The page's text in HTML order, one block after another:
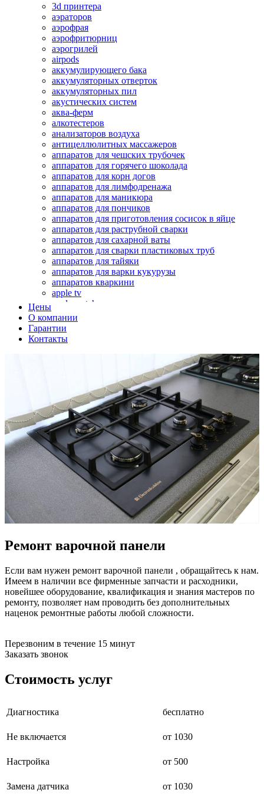
3d принтера
аэраторов
аэрофрая
аэрофритюрниц
аэрогрилей
airpods
аккумулирующего бака
аккумуляторных отверток
аккумуляторных пил
акустических систем
аква-ферм
алкотестеров
анализаторов воздуха
антицеллюлитных массажеров
аппаратов для чешских трубочек
аппаратов для горячего шоколада
аппаратов для корн догов
аппаратов для лимфодренажа
аппаратов для маникюра
аппаратов для пончиков
аппаратов для приготовления сосисок в яйце
аппаратов для раструбной сварки
аппаратов для сахарной ваты
аппаратов для сварки пластиковых труб
аппаратов для тайяки
аппаратов для варки кукурузы
аппаратов кваркини
apple tv
apple watch
аромадиффузоров
аромастанций
ароматизаторов воздуха
аудиоплееров
авто акустики, автомобильной акустики
авто мониторов
автохолодильников
автокондиционера
автоматики для генераторов
автоматики управления
автоматики вентустановок
автомобильных телевизоров
автомоек
автотрансформаторов
багги
бактерицидной лампы
беговых дорожек
бензобуров
бензоножниц
бензорезов
бензорезов
беспроводных систем мониторинга
беспроводных систем презентаций
бетоноломов
биговщиков
биноклей
блоков автоматики насосов
блоков охлаждения
блоков управления
будильников
Цены
О компании
Гарантии
Контакты
Ремонт варочной панели
Если вам нужен ремонт варочной панели , обращайтесь к нам.
Имеем в наличии все фирменные запчасти и расходники,
новейшее оборудование, квалификация и знания мастеров по
ремонту, позволяет нам проводить без дополнительных
наценок ремонтные работы любой сложности.
Перезвоним в течение 15 минут
Заказать звонок
Стоимость услуг
Диагностика бесплатно
Не включается от 1030
Настройка от 500
Замена датчика от 1030